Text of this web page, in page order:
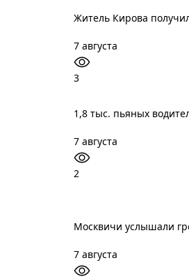
Житель Кирова
7 августа
3
1,8 тыс. пьяных
7 августа
2
Москвичи услышали
7 августа